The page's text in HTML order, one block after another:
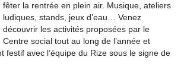
fêter la rentrée en plein air. Musique, ateliers
ludiques, stands, jeux d’eau… Venez
découvrir les activités proposées par le
Centre social tout au long de l’année et
festif avec l’équipe du Rize sous le signe de